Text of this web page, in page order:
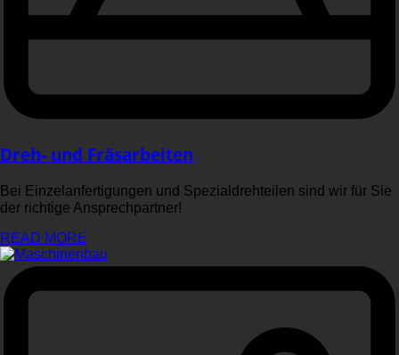
Dreh- und Fräsarbeiten
Bei Einzelanfertigungen und Spezialdrehteilen sind wir für Sie
der richtige Ansprechpartner!
READ MORE